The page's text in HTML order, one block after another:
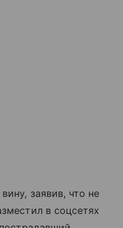
заявив, что не
в соцсетях